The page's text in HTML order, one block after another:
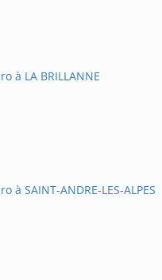
à LA BRILLANNE
à SAINT-ANDRE-LES-ALPES